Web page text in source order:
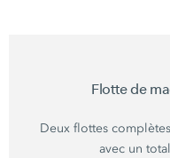
Flotte de
Deux flottes
avec un